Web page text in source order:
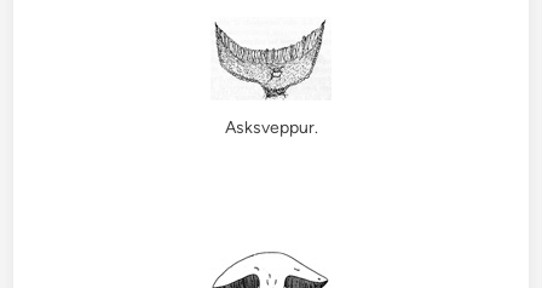
Asksveppur.